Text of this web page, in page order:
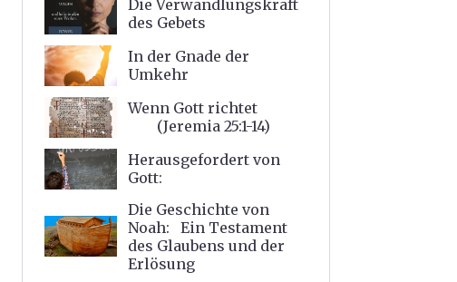
Die Verwandlungskraft
des Gebets
In der Gnade der
Umkehr
Wenn Gott richtet
(Jeremia 25:1-14)
Herausgefordert von
Gott:
Die Geschichte von
Noah: Ein Testament
des Glaubens und der
Erlösung